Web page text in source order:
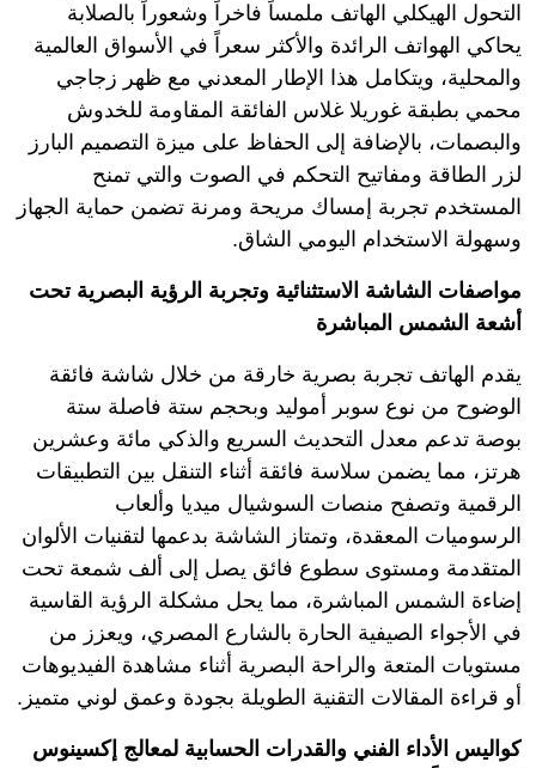
التحول الهيكلي الهاتف ملمساً فاخراً وشعوراً بالصلابة
يحاكي الهواتف الرائدة والأكثر سعراً في الأسواق العالمية
والمحلية، ويتكامل هذا الإطار المعدني مع ظهر زجاجي
محمي بطبقة غوريلا غلاس الفائقة المقاومة للخدوش
والبصمات، بالإضافة إلى الحفاظ على ميزة التصميم البارز
لزر الطاقة ومفاتيح التحكم في الصوت والتي تمنح
المستخدم تجربة إمساك مريحة ومرنة تضمن حماية الجهاز
وسهولة الاستخدام اليومي الشاق.
مواصفات الشاشة الاستثنائية وتجربة الرؤية البصرية تحت
أشعة الشمس المباشرة
يقدم الهاتف تجربة بصرية خارقة من خلال شاشة فائقة
الوضوح من نوع سوبر أموليد وبحجم ستة فاصلة ستة
بوصة تدعم معدل التحديث السريع والذكي مائة وعشرين
هرتز، مما يضمن سلاسة فائقة أثناء التنقل بين التطبيقات
الرقمية وتصفح منصات السوشيال ميديا وألعاب
الرسوميات المعقدة، وتمتاز الشاشة بدعمها لتقنيات الألوان
المتقدمة ومستوى سطوع فائق يصل إلى ألف شمعة تحت
إضاءة الشمس المباشرة، مما يحل مشكلة الرؤية القاسية
في الأجواء الصيفية الحارة بالشارع المصري، ويعزز من
مستويات المتعة والراحة البصرية أثناء مشاهدة الفيديوهات
أو قراءة المقالات التقنية الطويلة بجودة وعمق لوني متميز.
كواليس الأداء الفني والقدرات الحسابية لمعالج إكسينوس